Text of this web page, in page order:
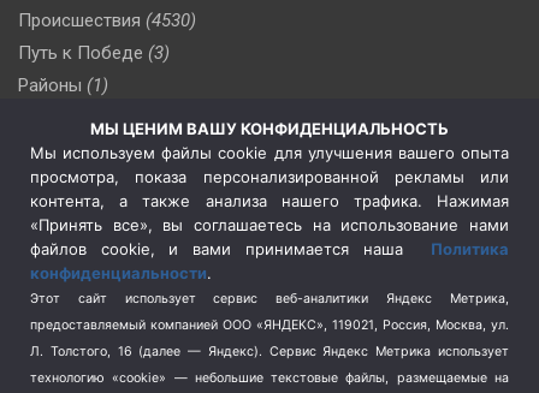
Происшествия (4530)
Путь к Победе (3)
Районы (1)
Сельское хозяйство (3)
Социальная политика
(3)
Спецоперация в Украине
Спецоперация на Украине
(404)
Спорт (740)
Терроризм (1)
Транспорт (262)
МЫ ЦЕНИМ ВАШУ КОНФИДЕНЦИАЛЬНОСТЬ
Мы используем файлы cookie для улучшения вашего опыта
просмотра, показа персонализированной рекламы или
контента, а также анализа нашего трафика. Нажимая
«Принять все», вы соглашаетесь на использование нами
файлов cookie, и вами принимается наша Политика
конфиденциальности.
Этот сайт использует сервис веб-аналитики Яндекс Метрика,
предоставляемый компанией ООО «ЯНДЕКС», 119021, Россия, Москва, ул.
Л. Толстого, 16 (далее — Яндекс). Сервис Яндекс Метрика использует
технологию «cookie» — небольшие текстовые файлы, размещаемые на